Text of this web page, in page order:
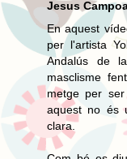
Jesus
En aquest
per l'artista
Andalús de
masclisme
metge per
aquest no és
clara.